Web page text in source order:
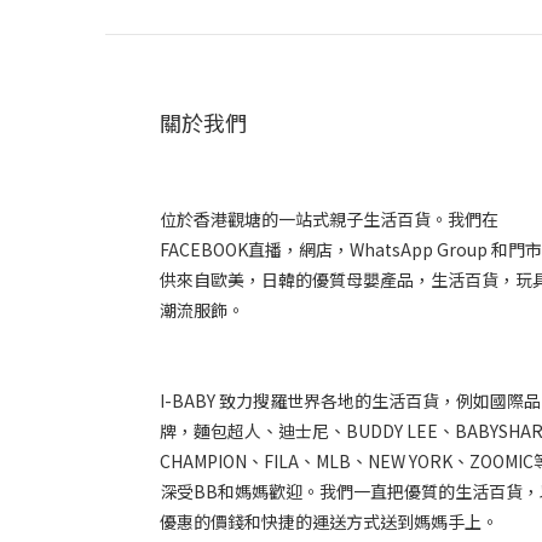
關於我們
位於香港觀塘的一站式親子生活百貨。我們在
FACEBOOK直播，網店，WhatsApp Group 和門
供來自歐美，日韓的優質母嬰產品，生活百貨，玩
潮流服飾。
I-BABY 致力搜羅世界各地的生活百貨，例如國際品
牌，麵包超人、迪士尼、BUDDY LEE、
CHAMPION、FILA、MLB、NEW YORK、ZOOMIC
深受BB和媽媽歡迎。我們一直把優質的生活百貨
優惠的價錢和快捷的運送方式送到媽媽手上。